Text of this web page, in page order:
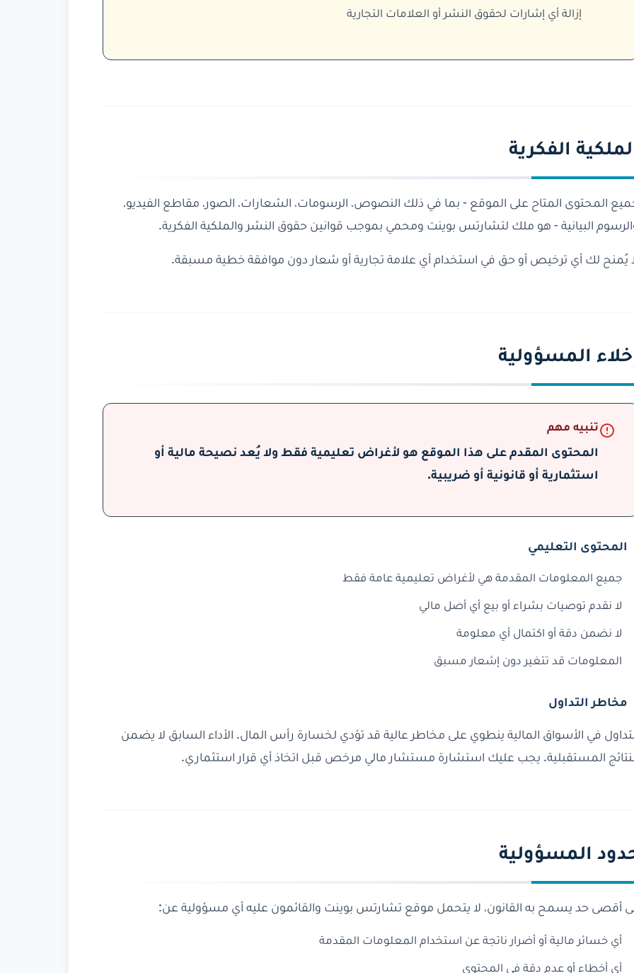
إزالة أي إشارات لحقوق النشر أو العلامات التجارية
الفكرية
المحتوى المتاح على الموقع - بما في ذلك النصوص، الرسومات، الشعارات، الصور، مقاطع الفيديو،
البيانية - هو ملك لتشارتس بوينت ومحمي بموجب قوانين حقوق النشر والملكية الفكرية.
يُمنح لك أي ترخيص أو حق في استخدام أي علامة تجارية أو شعار دون موافقة خطية مسبقة.
المسؤولية
تنبيه مهم
المحتوى المقدم على هذا الموقع هو لأغراض تعليمية فقط ولا يُعد نصيحة مالية أو
استثمارية أو قانونية أو ضريبية.
المحتوى التعليمي
جميع المعلومات المقدمة هي لأغراض تعليمية عامة فقط
لا نقدم توصيات بشراء أو بيع أي أصل مالي
لا نضمن دقة أو اكتمال أي معلومة
المعلومات قد تتغير دون إشعار مسبق
مخاطر التداول
في الأسواق المالية ينطوي على مخاطر عالية قد تؤدي لخسارة رأس المال. الأداء السابق لا يضمن
المستقبلية. يجب عليك استشارة مستشار مالي مرخص قبل اتخاذ أي قرار استثماري.
المسؤولية
أقصى حد يسمح به القانون، لا يتحمل موقع تشارتس بوينت والقائمون عليه أي مسؤولية عن:
أي خسائر مالية أو أضرار ناتجة عن استخدام المعلومات المقدمة
أي أخطاء أو عدم دقة في المحتوى